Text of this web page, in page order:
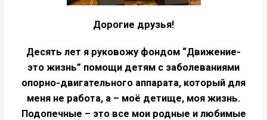
Дорогие друзья!
Десять лет я руковожу фондом “Движение-
это жизнь” помощи детям с заболеваниями
опорно-двигательного аппарата, который для
меня не работа, а – моё детище, моя жизнь.
Подопечные – это все мои родные и любимые